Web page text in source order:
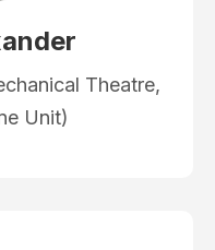
Theatre,
Unit)